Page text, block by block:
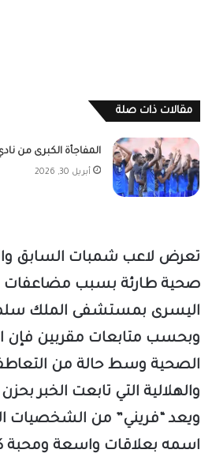
مقالات ذات صلة
المفاجأة الكبرى من
أبريل 30, 2026
تعرض لاعب شمبات السابق
صحية طارئة بسبب مضاعفات
اليسرى بمستشفى الملك
وبحسب متابعات مقربين فإن
الصحية وسط حالة من التعاطف
والهلالية التي تابعت الخبر
ويعد “فريني” من الشخصيات
اسمه بعلاقات واسعة ومحبة